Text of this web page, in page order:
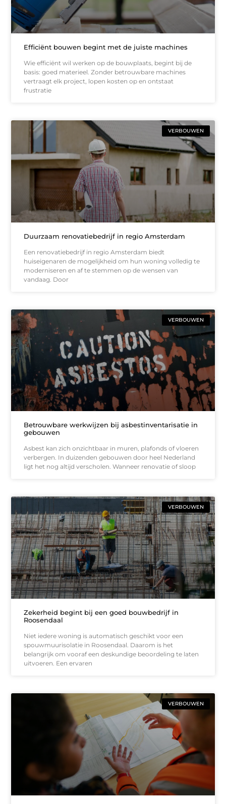
Efficiënt bouwen begint met de juiste machines
Wie efficiënt wil werken op de bouwplaats, begint bij de
basis: goed materieel. Zonder betrouwbare machines
vertraagt elk project, lopen kosten op en ontstaat
frustratie
VERBOUWEN
Duurzaam renovatiebedrijf in regio Amsterdam
Een renovatiebedrijf in regio Amsterdam biedt
huiseigenaren de mogelijkheid om hun woning volledig te
moderniseren en af te stemmen op de wensen van
vandaag. Door
VERBOUWEN
Betrouwbare werkwijzen bij asbestinventarisatie in
gebouwen
Asbest kan zich onzichtbaar in muren, plafonds of vloeren
verbergen. In duizenden gebouwen door heel Nederland
ligt het nog altijd verscholen. Wanneer renovatie of sloop
VERBOUWEN
Zekerheid begint bij een goed bouwbedrijf in
Roosendaal
Niet iedere woning is automatisch geschikt voor een
spouwmuurisolatie in Roosendaal. Daarom is het
belangrijk om vooraf een deskundige beoordeling te laten
uitvoeren. Een ervaren
VERBOUWEN